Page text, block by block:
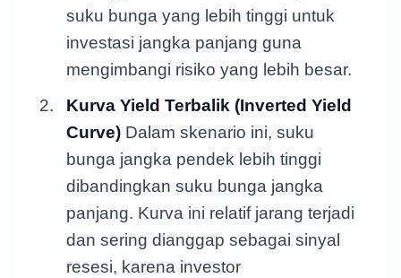
suku bunga yang lebih tinggi untuk
investasi jangka panjang guna
mengimbangi risiko yang lebih besar.
Kurva Yield Terbalik (Inverted Yield
Curve) Dalam skenario ini, suku
bunga jangka pendek lebih tinggi
dibandingkan suku bunga jangka
panjang. Kurva ini relatif jarang terjadi
dan sering dianggap sebagai sinyal
resesi, karena investor